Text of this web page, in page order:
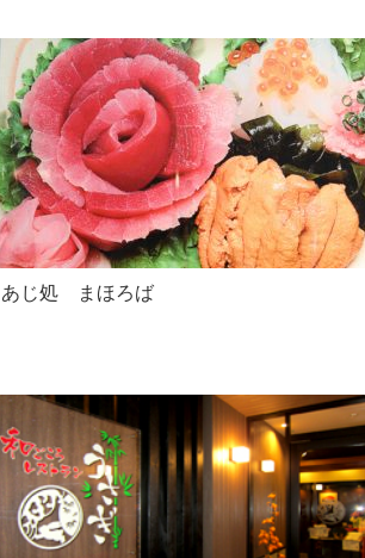
あじ処 まほろば